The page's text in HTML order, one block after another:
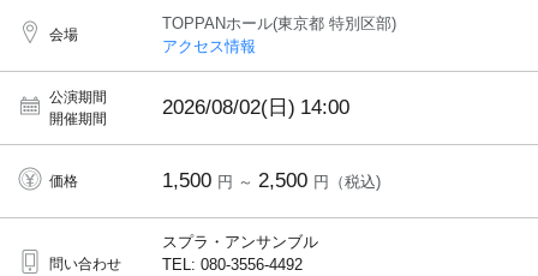
会場
TOPPANホール(東京都 特別区部)
アクセス情報
公演期間
開催期間
2026/08/02(日) 14:00
価格 1,500 円 ～ 2,500 円（税込)
問い合わせ
スプラ・アンサンブル
TEL: 080-3556-4492